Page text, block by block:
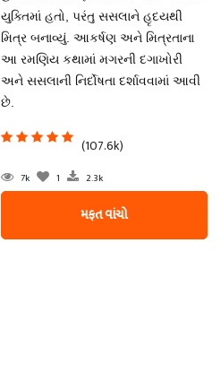
યુક્તિમાં હતો, પરંતુ સસલાને હૃદયથી
મિત્ર બનાવ્યું. આકર્ષણ અને મિત્રતાના
આ રમણિય કથામાં મગરની દગાખોરી
અને સસલાની નિર્દોષતા દર્શાવવામાં આવી
છે.
(107.6k)
7k 1 2.3k
મફત વાંચો